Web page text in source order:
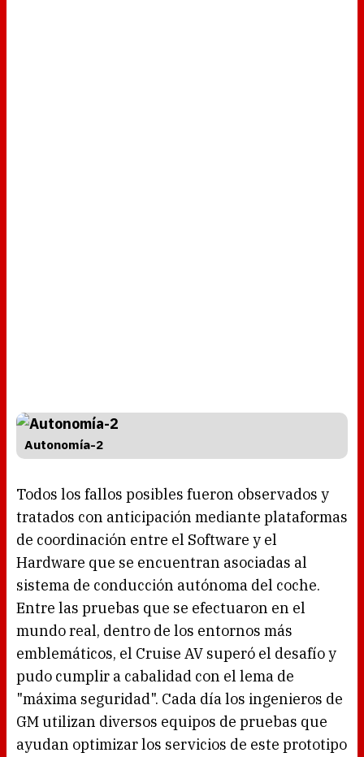
Autonomía-2
Todos los fallos posibles fueron observados y
tratados con anticipación mediante plataformas
de coordinación entre el Software y el
Hardware que se encuentran asociadas al
sistema de conducción autónoma del coche.
Entre las pruebas que se efectuaron en el
mundo real, dentro de los entornos más
emblemáticos, el Cruise AV superó el desafío y
pudo cumplir a cabalidad con el lema de
"máxima seguridad". Cada día los ingenieros de
GM utilizan diversos equipos de pruebas que
ayudan optimizar los servicios de este prototipo